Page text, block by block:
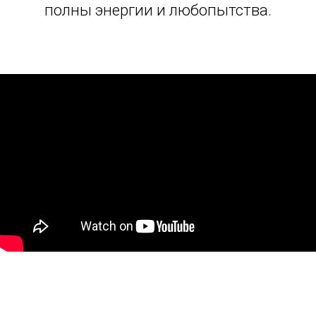
полны энергии и любопытства.